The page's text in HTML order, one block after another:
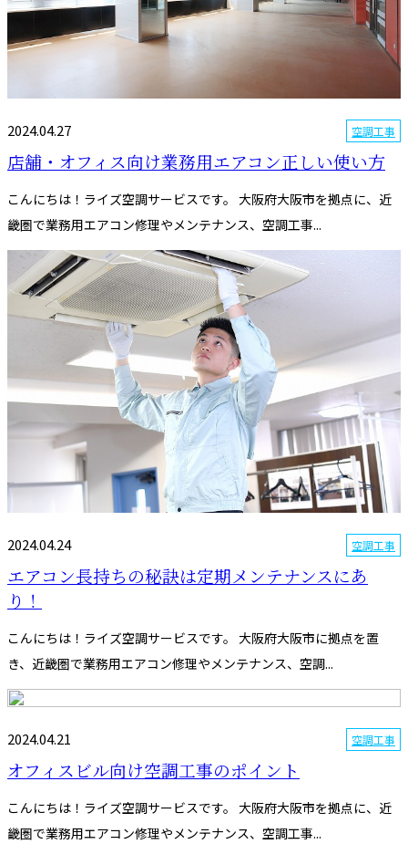
2024.04.27 空調工事
店舗・オフィス向け業務用エアコン正しい使い方
こんにちは！ライズ空調サービスです。 大阪府大阪市を拠点に、近
畿圏で業務用エアコン修理やメンテナンス、空調工事...
2024.04.24 空調工事
エアコン長持ちの秘訣は定期メンテナンスにあ
り！
こんにちは！ライズ空調サービスです。 大阪府大阪市に拠点を置
き、近畿圏で業務用エアコン修理やメンテナンス、空調...
2024.04.21 空調工事
オフィスビル向け空調工事のポイント
こんにちは！ライズ空調サービスです。 大阪府大阪市を拠点に、近
畿圏で業務用エアコン修理やメンテナンス、空調工事...